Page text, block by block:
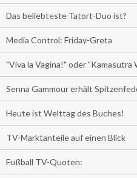
Das beliebteste Tatort-Duo ist?
Media Control: Friday-Greta
"Viva la Vagina!" oder "Kamasutra
Senna Gammour erhält
Heute ist Welttag des Buches!
TV-Marktanteile auf einen Blick
Fußball TV-Quoten: